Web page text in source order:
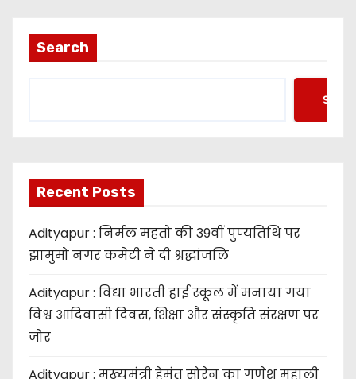
t
g
i
n
t
Search
Recent Posts
Adityapur : निर्मल महतो की 39वीं पुण्यतिथि पर
झामुमो नगर कमेटी ने दी श्रद्धांजलि
Adityapur : विद्या भारती हाई स्कूल में मनाया गया
विश्व आदिवासी दिवस, शिक्षा और संस्कृति संरक्षण पर
जोर
Adityapur : मुख्यमंत्री हेमंत सोरेन का गणेश महाली